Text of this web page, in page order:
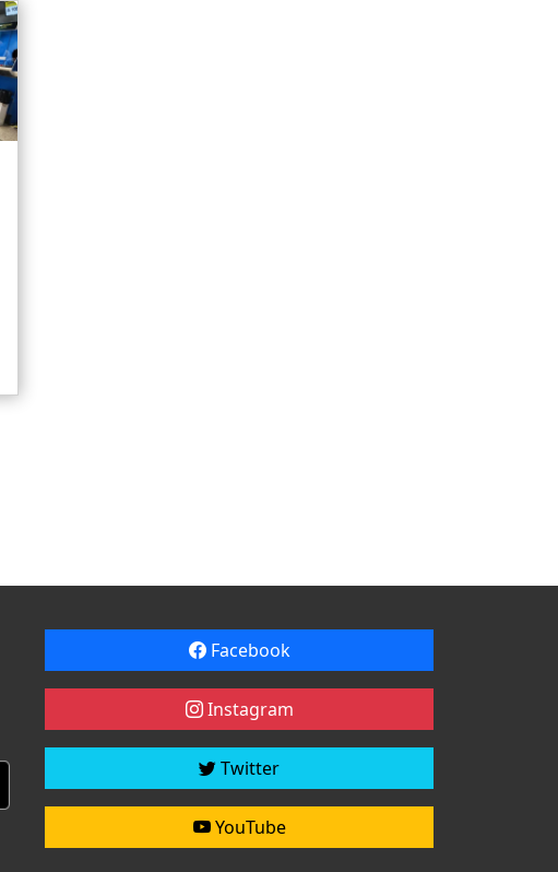
Facebook
Instagram
Twitter
YouTube